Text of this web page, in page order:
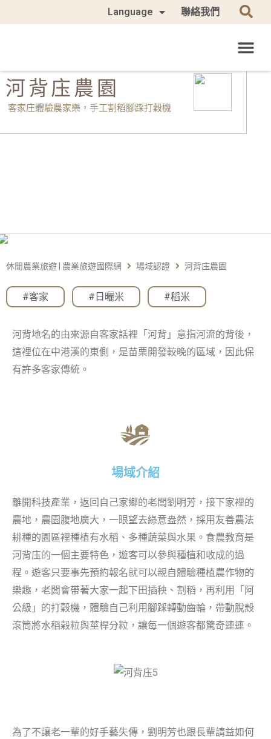
Language 聯絡我們
客家庄體驗農家樂，手工割稻腳踩打穀機
河背庒農園
休閒農業旅遊 | 農業旅遊國際網 場域認證 河背庒農園
#客家 #日曬米 #稻米
河背地名的由來源自客家話裡「河背」意指河流的背後，
這裡位在中港溪的東側，是苗栗開發較晚的區域，因此保
有許多客家傳統。
場域介紹
離開科技產業，返回自己家鄉的老闆劉明芳，接下家裡的
農地，農園腹地廣大，一眼望去綠意盎然，採用友善農法
耕種的園區裡種植有水稻、多種蔬菜與水果。食農教育是
河背庒的一個主要特色，遊客可以參與種植和收成的過
程。遊客只要事先預約報名就可以親自體驗種植農作物的
樂趣，老闆會帶著大家一起下田插秧、割稻，再利用「阿
公級」的打穀機，體驗自己利用腳踩轉動齒輪，帶動脫殼
滾筒將水稻榖粒與莖桿分粒，讓每一個遊客都驚奇連連。
為了不讓老一輩的好手藝失傳，劉明芳也跟長輩請益如何